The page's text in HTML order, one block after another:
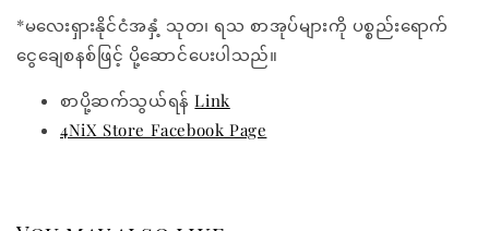
*မလေးရှားနိုင်ငံအနှံ့ သုတ၊ ရသ စာအုပ်များကို ပစ္စည်းရောက်
ငွေချေစနစ်ဖြင့် ပို့ဆောင်ပေးပါသည်။
စာပို့ဆက်သွယ်ရန်Link
4NiX Store Facebook Page